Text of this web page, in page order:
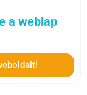
a weblap